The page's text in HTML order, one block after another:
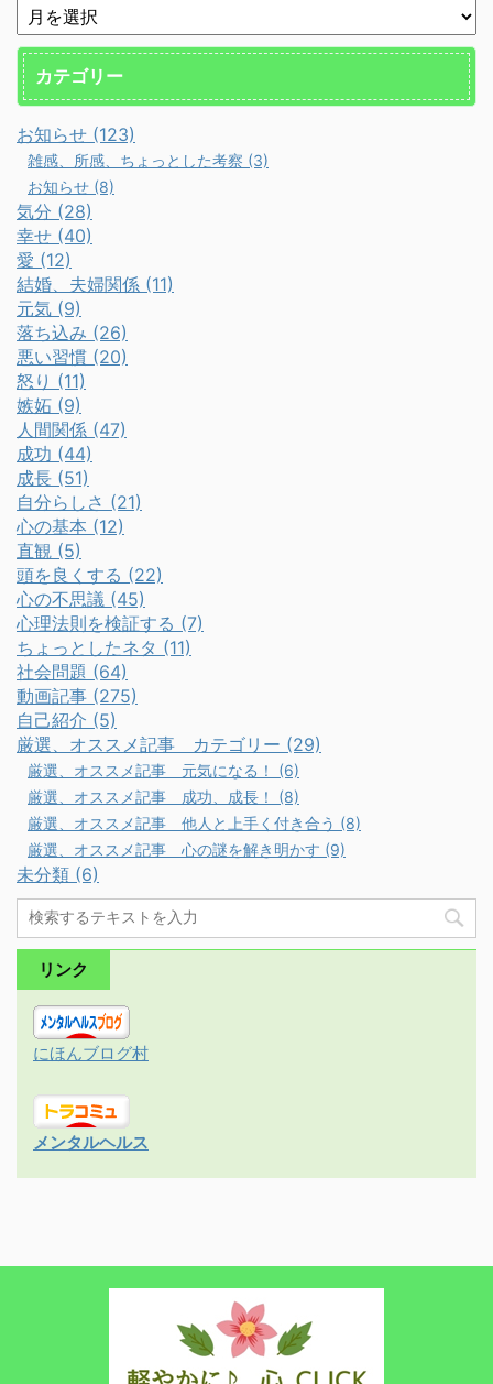
カテゴリー
お知らせ (123)
雑感、所感、ちょっとした考察 (3)
お知らせ (8)
気分 (28)
幸せ (40)
愛 (12)
結婚、夫婦関係 (11)
元気 (9)
落ち込み (26)
悪い習慣 (20)
怒り (11)
嫉妬 (9)
人間関係 (47)
成功 (44)
成長 (51)
自分らしさ (21)
心の基本 (12)
直観 (5)
頭を良くする (22)
心の不思議 (45)
心理法則を検証する (7)
ちょっとしたネタ (11)
社会問題 (64)
動画記事 (275)
自己紹介 (5)
厳選、オススメ記事 カテゴリー (29)
厳選、オススメ記事 元気になる！ (6)
厳選、オススメ記事 成功、成長！ (8)
厳選、オススメ記事 他人と上手く付き合う (8)
厳選、オススメ記事 心の謎を解き明かす (9)
未分類 (6)
リンク
にほんブログ村
メンタルヘルス